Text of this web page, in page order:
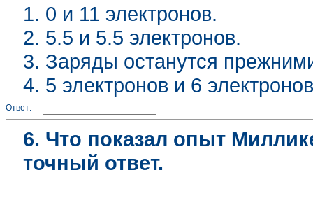
1. 0 и 11 электронов.
2. 5.5 и 5.5 электронов.
3. Заряды останутся
4. 5 электронов и 6
Ответ:
6. Что показал опыт
точный ответ.